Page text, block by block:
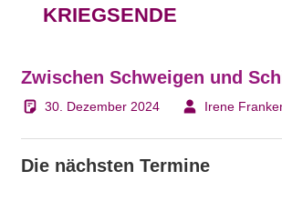
KRIEGSENDE
Zwischen Schweigen und
30. Dezember 2024 Irene
Die nächsten Termine